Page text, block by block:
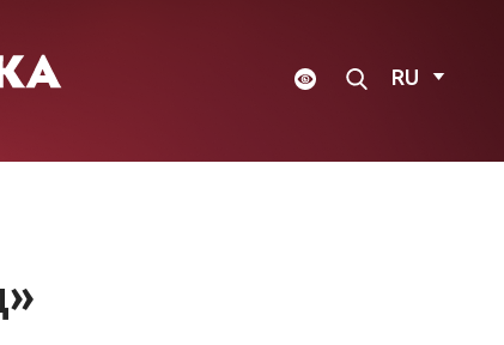
RU